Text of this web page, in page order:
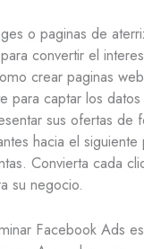
o paginas de
convertir el
crear paginas
para captar los
sus ofertas de
hacia el siguiente
Convierta cada
su negocio.
Facebook Ads